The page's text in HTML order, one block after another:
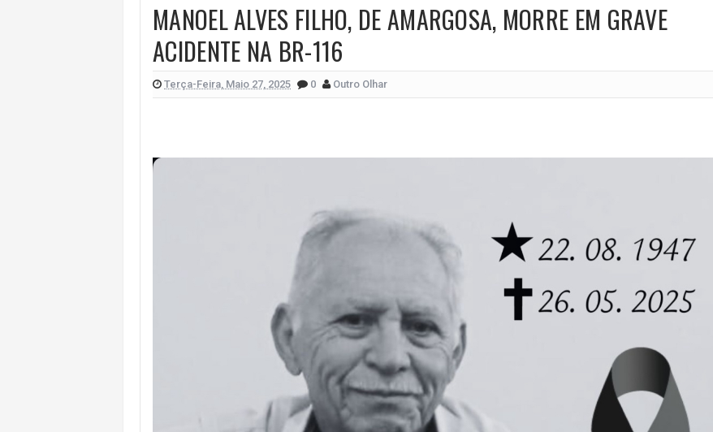
OUTRO OLHAR SE SOLIDARIZA COM A PRÓ LYGIA E FAMILIARES PELO FALECIMENTO DO SR. CORI
CAMPEONATO DE 'GRAU' TERMINA COM HOMEM MORTO A TIROS EM SALVADOR
VÍTIMA DE HOMICÍDIO EM SALVADOR, LORAN PRAZERES FOI MORADOR DE AMARGOSA E ESTUDANTE DA UFRB
MANOEL ALVES FILHO, DE AMARGOSA, MORRE EM GRAVE
ACIDENTE NA BR-116
Terça-Feira, Maio 27, 2025 0 Outro Olhar